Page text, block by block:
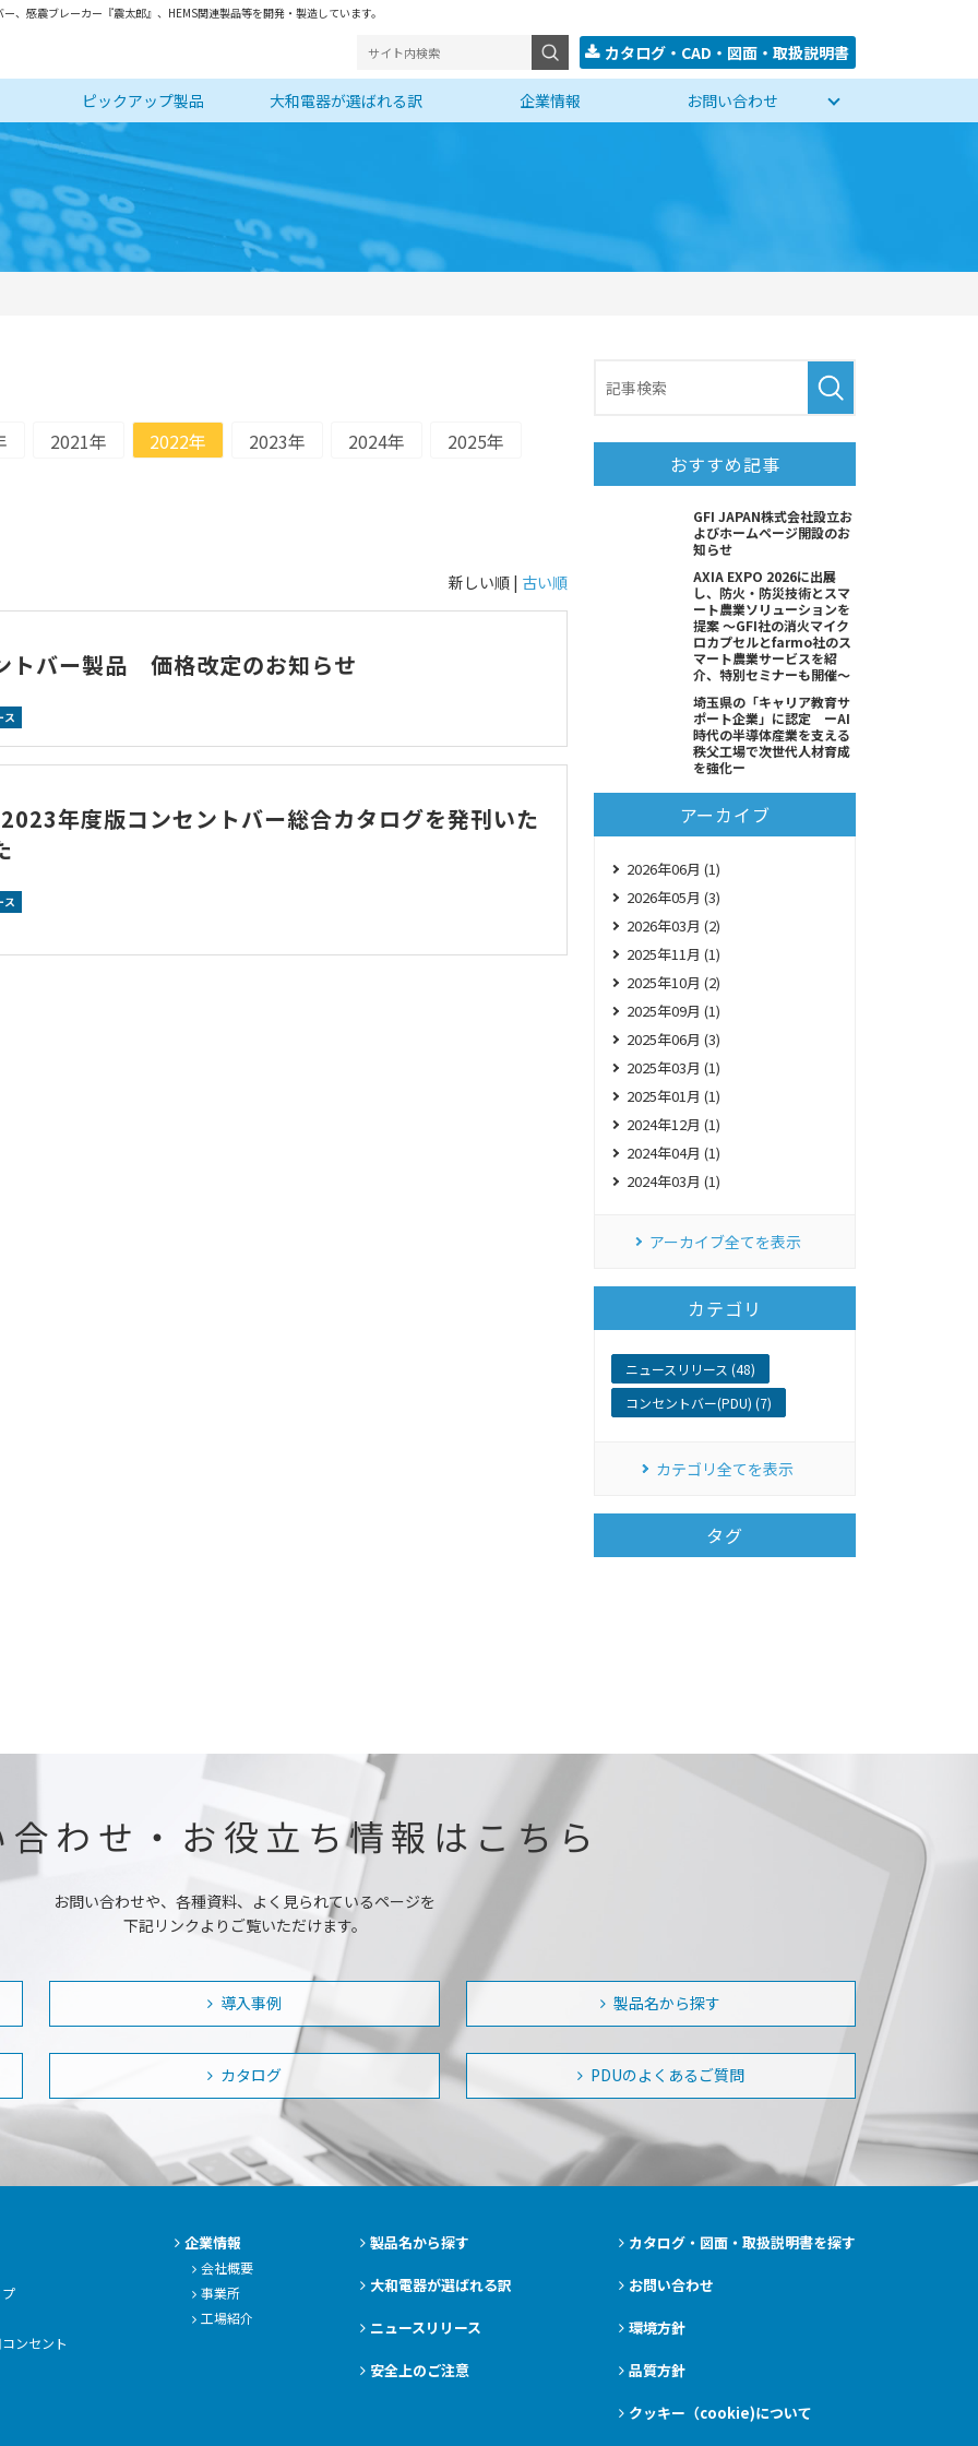
感震ブレーカー『震太郎』、HEMS関連製品等を開発・製造しています。
カタログ・CAD・図面・取扱説明書
ピックアップ製品 大和電器が選ばれる訳 企業情報 お問い合わせ
2021年 2022年 2023年 2024年 2025年
新しい順 | 古い順
トバー製品 価格改定のお知らせ
ス
年度版コンセントバー総合カタログを発刊いた
ス
おすすめ記事
GFI JAPAN株式会社設立お
よびホームページ開設のお
知らせ
AXIA EXPO 2026に出展
し、防火・防災技術とスマ
ート農業ソリューションを
提案 ～GFI社の消火マイク
ロカプセルとfarmo社のス
マート農業サービスを紹
介、特別セミナーも開催～
埼玉県の「キャリア教育サ
ポート企業」に認定 ーAI
時代の半導体産業を支える
秩父工場で次世代人材育成
を強化ー
アーカイブ
2026年06月 (1)
2026年05月 (3)
2026年03月 (2)
2025年11月 (1)
2025年10月 (2)
2025年09月 (1)
2025年06月 (3)
2025年03月 (1)
2025年01月 (1)
2024年12月 (1)
2024年04月 (1)
2024年03月 (1)
アーカイブ全てを表示
カテゴリ
ニュースリリース (48)
コンセントバー(PDU) (7)
カテゴリ全てを表示
タグ
わせ・お役立ち情報はこちら
お問い合わせや、各種資料、よく見られているページを
下記リンクよりご覧いただけます。
導入事例 製品名から探す
カタログ PDUのよくあるご質問
ンセント
企業情報
会社概要
事業所
工場紹介
製品名から探す
大和電器が選ばれる訳
ニュースリリース
安全上のご注意
カタログ・図面・取扱説明書を探す
お問い合わせ
環境方針
品質方針
クッキー（cookie)について